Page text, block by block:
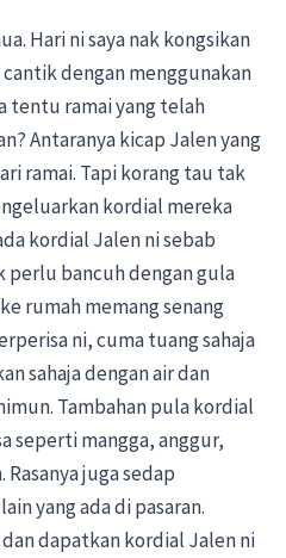
Hari ni saya nak kongsikan
dengan menggunakan
tentu ramai yang telah
Antaranya kicap Jalen yang
ramai. Tapi korang tau tak
kordial mereka
kordial Jalen ni sebab
perlu bancuh dengan gula
rumah memang senang
ni, cuma tuang sahaja
sahaja dengan air dan
Tambahan pula kordial
seperti mangga, anggur,
juga sedap
yang ada di pasaran.
dapatkan kordial Jalen ni